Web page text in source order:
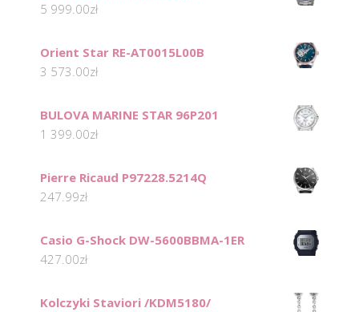
5 999.00zł
Orient Star RE-AT0015L00B
3 573.00zł
BULOVA MARINE STAR 96P201
1 399.00zł
Pierre Ricaud P97228.5214Q
247.99zł
Casio G-Shock DW-5600BBMA-1ER
427.00zł
Kolczyki Staviori /KDM5180/